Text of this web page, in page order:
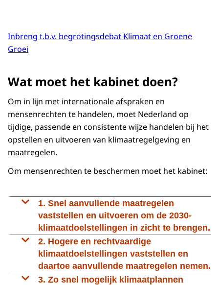
Inbreng t.b.v. begrotingsdebat Klimaat en Groene
Groei
Wat moet het kabinet doen?
Om in lijn met internationale afspraken en
mensenrechten te handelen, moet Nederland op
tijdige, passende en consistente wijze handelen bij het
opstellen en uitvoeren van klimaatregelgeving en
maatregelen.
Om mensenrechten te beschermen moet het kabinet:
1. Snel aanvullende maatregelen
vaststellen en uitvoeren om de 2030-
klimaatdoelstellingen in zicht te brengen.
Deze maatregelen moeten daadwerkelijk in
staat zijn om de bestaande en potentiële
onomkeerbare, toekomstige effecten van
klimaatverandering tegen te gaan (‘mitigeren’).
2. Hogere en rechtvaardige
klimaatdoelstellingen vaststellen en
daartoe aanvullende maatregelen nemen.
Om nog verdergaande gevolgen van
3. Zo snel mogelijk klimaatplannen